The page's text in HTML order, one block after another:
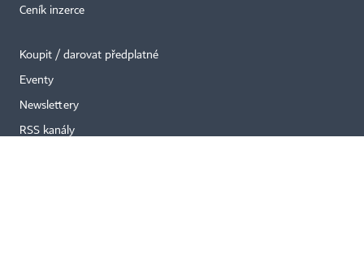
Ceník inzerce
Koupit / darovat předplatné
Eventy
Newslettery
RSS kanály